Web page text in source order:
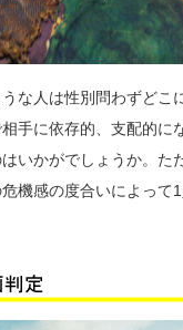
な人は性別問わずどこ
手に依存的、支配的に
いかがでしょうか。
機感の度合いによっ